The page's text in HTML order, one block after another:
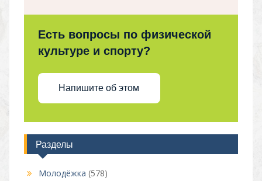
Есть вопросы по физической
культуре и спорту?
Напишите об этом
Разделы
Молодёжка (578)